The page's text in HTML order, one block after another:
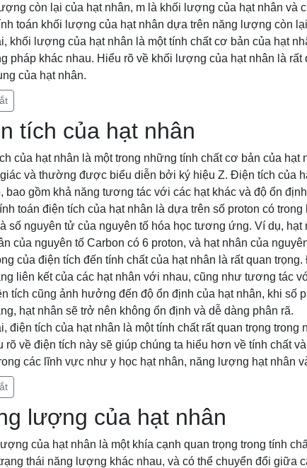
còn lại của hạt nhân, m là khối lượng của hạt nhân và
toán khối lượng của hạt nhân dựa trên năng lượng còn
khối lượng của hạt nhân là một tính chất cơ bản của hạt
pháp khác nhau. Hiểu rõ về khối lượng của hạt nhân là rất
của hạt nhân.
tích của hạt nhân
của hạt nhân là một trong những tính chất cơ bản của
và thường được biểu diễn bởi ký hiệu Z. Điện tích của
bao gồm khả năng tương tác với các hạt khác và độ ổn
toán điện tích của hạt nhân là dựa trên số proton có
số nguyên tử của nguyên tố hóa học tương ứng. Ví dụ, hạt
của nguyên tố Carbon có 6 proton, và hạt nhân của
của điện tích đến tính chất của hạt nhân là rất quan
liên kết của các hạt nhân với nhau, cũng như tương tác
tích cũng ảnh hưởng đến độ ổn định của hạt nhân, khi số
hạt nhân sẽ trở nên không ổn định và dễ dàng phân rã.
điện tích của hạt nhân là một tính chất rất quan trọng trong
rõ về điện tích này sẽ giúp chúng ta hiểu hơn về tính chất
các lĩnh vực như y học hạt nhân, năng lượng hạt nhân
lượng của hạt nhân
của hạt nhân là một khía cạnh quan trọng trong tính
thái năng lượng khác nhau, và có thể chuyển đổi giữa